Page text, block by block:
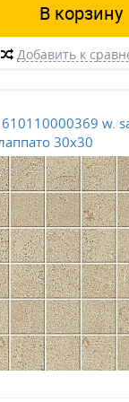
В корзину
Добавить к
w.
30x30